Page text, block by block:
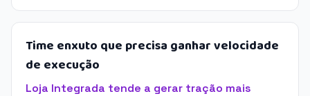
Time enxuto que precisa ganhar velocidade
de execução
Loja Integrada tende a gerar tração mais